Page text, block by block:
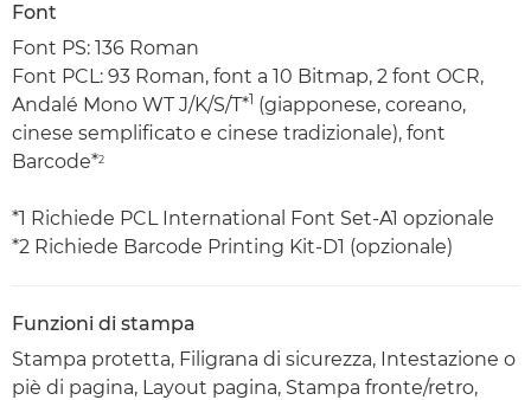
Font
Font PS: 136 Roman
Font PCL: 93 Roman, font a 10 Bitmap, 2 font OCR,
Andalé Mono WT J/K/S/T*1 (giapponese, coreano,
cinese semplificato e cinese tradizionale), font
Barcode*2
*1 Richiede PCL International Font Set-A1 opzionale
*2 Richiede Barcode Printing Kit-D1 (opzionale)
Funzioni di stampa
Stampa protetta, Filigrana di sicurezza, Intestazione o
piè di pagina, Layout pagina, Stampa fronte/retro,